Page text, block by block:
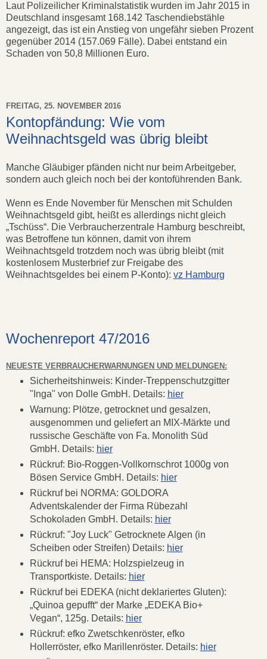
Laut Polizeilicher Kriminalstatistik wurden im Jahr 2015 in
Deutschland insgesamt 168.142 Taschendiebstähle
angezeigt, das ist ein Anstieg von ungefähr sieben Prozent
gegenüber 2014 (157.069 Fälle). Dabei entstand ein
Schaden von 50,8 Millionen Euro.
FREITAG, 25. NOVEMBER 2016
Kontopfändung: Wie vom
Weihnachtsgeld was übrig bleibt
Manche Gläubiger pfänden nicht nur beim Arbeitgeber,
sondern auch gleich noch bei der kontoführenden Bank.
Wenn es Ende November für Menschen mit Schulden
Weihnachtsgeld gibt, heißt es allerdings nicht gleich
„Tschüss“. Die Verbraucherzentrale Hamburg beschreibt,
was Betroffene tun können, damit von ihrem
Weihnachtsgeld trotzdem noch was übrig bleibt (mit
kostenlosem Musterbrief zur Freigabe des
Weihnachtsgeldes bei einem P-Konto): vz Hamburg
Wochenreport 47/2016
NEUESTE VERBRAUCHERWARNUNGEN UND MELDUNGEN:
Sicherheitshinweis: Kinder-Treppenschutzgitter
"Inga" von Dolle GmbH. Details: hier
Warnung: Plötze, getrocknet und gesalzen,
ausgenommen und geliefert an MIX-Märkte und
russische Geschäfte von Fa. Monolith Süd
GmbH. Details: hier
Rückruf: Bio-Roggen-Vollkornschrot 1000g von
Bösen Service GmbH. Details: hier
Rückruf bei NORMA: GOLDORA
Adventskalender der Firma Rübezahl
Schokoladen GmbH. Details: hier
Rückruf: "Joy Luck" Getrocknete Algen (in
Scheiben oder Streifen) Details: hier
Rückruf bei HEMA: Holzspielzeug in
Transportkiste. Details: hier
Rückruf bei EDEKA (nicht deklariertes Gluten):
„Quinoa gepufft“ der Marke „EDEKA Bio+
Vegan“, 125g. Details: hier
Rückruf: efko Zwetschkenröster, efko
Hollerröster, efko Marillenröster. Details: hier